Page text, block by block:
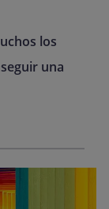
los
una